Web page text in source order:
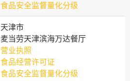
食品安全监督量化分级
天津市
麦当劳天津滨海万达餐厅
营业执照
食品经营许可证
食品安全监督量化分级